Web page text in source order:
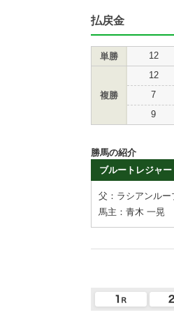
払戻金
単勝 12
複勝
12
7
9
勝馬の紹介
ブルートレジャー
父：ラシアンルー
馬主：青木 一晃